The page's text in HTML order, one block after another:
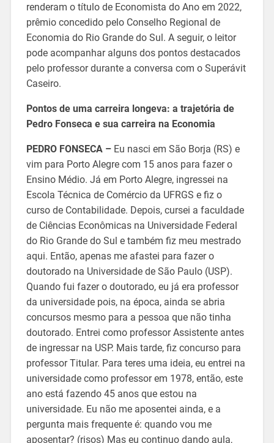
renderam o título de Economista do Ano em 2022,
prêmio concedido pelo Conselho Regional de
Economia do Rio Grande do Sul. A seguir, o leitor
pode acompanhar alguns dos pontos destacados
pelo professor durante a conversa com o Superávit
Caseiro.
Pontos de uma carreira longeva: a trajetória de
Pedro Fonseca e sua carreira na Economia
PEDRO FONSECA – Eu nasci em São Borja (RS) e
vim para Porto Alegre com 15 anos para fazer o
Ensino Médio. Já em Porto Alegre, ingressei na
Escola Técnica de Comércio da UFRGS e fiz o
curso de Contabilidade. Depois, cursei a faculdade
de Ciências Econômicas na Universidade Federal
do Rio Grande do Sul e também fiz meu mestrado
aqui. Então, apenas me afastei para fazer o
doutorado na Universidade de São Paulo (USP).
Quando fui fazer o doutorado, eu já era professor
da universidade pois, na época, ainda se abria
concursos mesmo para a pessoa que não tinha
doutorado. Entrei como professor Assistente antes
de ingressar na USP. Mais tarde, fiz concurso para
professor Titular. Para teres uma ideia, eu entrei na
universidade como professor em 1978, então, este
ano está fazendo 45 anos que estou na
universidade. Eu não me aposentei ainda, e a
pergunta mais frequente é: quando vou me
aposentar? (risos) Mas eu continuo dando aula,